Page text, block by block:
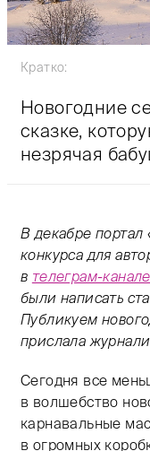
Кратко:
Новогодние
сказке,
незрячая
В декабре портал
конкурса для
в телеграм-канале
были написать
Публикуем
прислала
Сегодня все
в волшебство
карнавальные
в огромных